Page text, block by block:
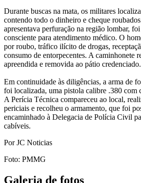
Durante buscas na mata, os militares
contendo todo o dinheiro e cheque
apresentava perfuração na região lombar,
consciente para atendimento médico. O
por roubo, tráfico ilícito de drogas,
consumo de entorpecentes. A caminhonete
apreendida e removida ao pátio credenciado.
Em continuidade às diligências, a arma de
foi localizada, uma pistola calibre .380 com
A Perícia Técnica compareceu ao local,
periciais e recolheu o armamento, que foi
encaminhado à Delegacia de Polícia Civil
cabíveis.
Por JC Noticias
Foto: PMMG
Galeria de fotos